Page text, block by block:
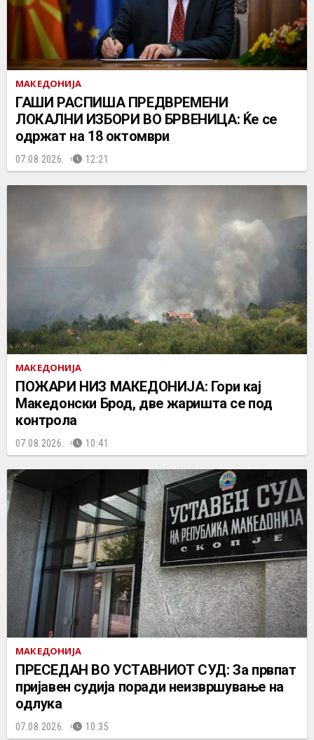
МАКЕДОНИЈА
ГАШИ РАСПИША ПРЕДВРЕМЕНИ
ЛОКАЛНИ ИЗБОРИ ВО БРВЕНИЦА: Ќе се
одржат на 18 октомври
07.08.2026. 12:21
МАКЕДОНИЈА
ПОЖАРИ НИЗ МАКЕДОНИЈА: Гори кај
Македонски Брод, две жаришта се под
контрола
07.08.2026. 10:41
МАКЕДОНИЈА
ПРЕСЕДАН ВО УСТАВНИОТ СУД: За првпат
пријавен судија поради неизвршување на
одлука
07.08.2026. 10:35